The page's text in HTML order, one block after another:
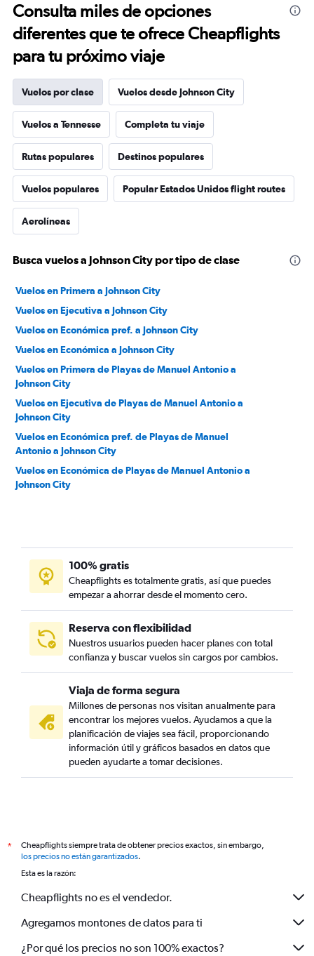
Consulta miles de opciones
diferentes que te ofrece Cheapflights
para tu próximo viaje
Vuelos por clase Vuelos desde Johnson City
Vuelos a Tennesse Completa tu viaje
Rutas populares Destinos populares
Vuelos populares Popular Estados Unidos flight routes
Aerolíneas
Busca vuelos a Johnson City por tipo de clase
Vuelos en Primera a Johnson City
Vuelos en Ejecutiva a Johnson City
Vuelos en Económica pref. a Johnson City
Vuelos en Económica a Johnson City
Vuelos en Primera de Playas de Manuel Antonio a
Johnson City
Vuelos en Ejecutiva de Playas de Manuel Antonio a
Johnson City
Vuelos en Económica pref. de Playas de Manuel
Antonio a Johnson City
Vuelos en Económica de Playas de Manuel Antonio a
Johnson City
100% gratis
Cheapflights es totalmente gratis, así que puedes
empezar a ahorrar desde el momento cero.
Reserva con flexibilidad
Nuestros usuarios pueden hacer planes con total
confianza y buscar vuelos sin cargos por cambios.
Viaja de forma segura
Millones de personas nos visitan anualmente para
encontrar los mejores vuelos. Ayudamos a que la
planificación de viajes sea fácil, proporcionando
información útil y gráficos basados en datos que
pueden ayudarte a tomar decisiones.
*
Cheapflights siempre trata de obtener precios exactos, sin embargo,
los precios no están garantizados.
Esta es la razón:
Cheapflights no es el vendedor.
Agregamos montones de datos para ti
¿Por qué los precios no son 100% exactos?